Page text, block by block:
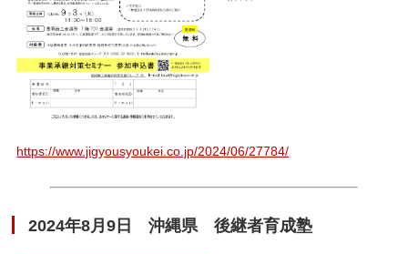
https://www.jigyousyoukei.co.jp/2024/06/27784/
2024年8月9日 沖縄県 後継者育成塾